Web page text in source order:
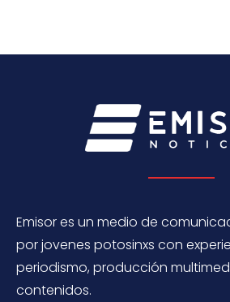
Emisor es un medio de
por jovenes potosinxs con
periodismo, producción
contenidos.